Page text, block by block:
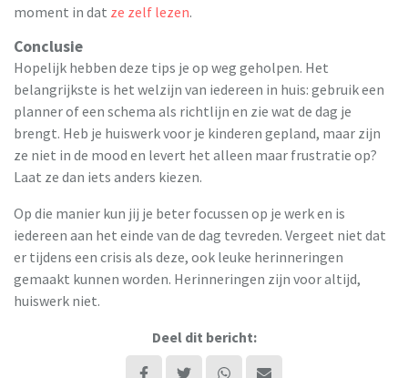
moment in dat ze zelf lezen.
Conclusie
Hopelijk hebben deze tips je op weg geholpen. Het
belangrijkste is het welzijn van iedereen in huis: gebruik een
planner of een schema als richtlijn en zie wat de dag je
brengt. Heb je huiswerk voor je kinderen gepland, maar zijn
ze niet in de mood en levert het alleen maar frustratie op?
Laat ze dan iets anders kiezen.
Op die manier kun jij je beter focussen op je werk en is
iedereen aan het einde van de dag tevreden. Vergeet niet dat
er tijdens een crisis als deze, ook leuke herinneringen
gemaakt kunnen worden. Herinneringen zijn voor altijd,
huiswerk niet.
Deel dit bericht: